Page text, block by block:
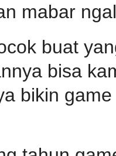
mabar
buat
bisa
bikin